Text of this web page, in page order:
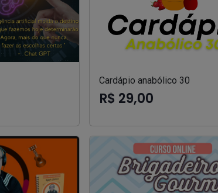
Cardápio anabólico 30
R$ 29,00